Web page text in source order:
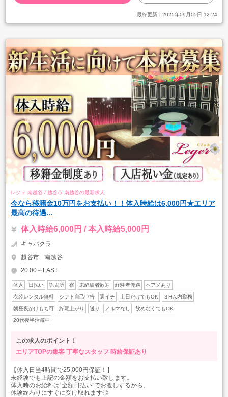
最終更新： 2025年09月05日 12:24
レジェ 南越谷 / 越谷市 南越谷の最新求人
今なら移籍金10万円をお支払い！！体入時給は6,000円★エリア
最高の待遇...
体入時給6,000円 / 本入時給5,000円
キャバクラ
越谷市
南越谷
20:00～LAST
体入 日払い 託児所 寮 未経験者歓迎 経験者優遇 ヘアメあり
衣装レンタル無料 シフト自己申告 週イチ 土日だけでもOK ３H以内勤務
朝昼夜かけもち可 終電上がり 送り ノルマなし 飲めなくてもOK
20代後半活躍中
この求人のポイント！
エリアTOPの集客 丁寧なスタッフ 時給保証あり
【体入日当4時間で25,000円保証！】
未経験でも上記の金額をお支払い致します。
体入時のお給料は“全額日払い”でお渡しするから、
体験終わりにすぐに受け取れます◎